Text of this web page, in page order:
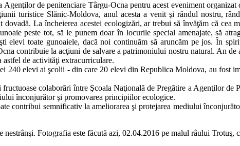
de penitenciare Târgu-Ocna pentru acest eveniment
turistice Slănic-Moldova, anul acesta a venit şi rândul nostru,
La încheierea acestei ecologizări, ar trebui să învăţăm că cea
peste tot, să le punem doar în locurile special amenajate, să
elevi toate gunoaiele, dacă noi continuăm să aruncăm pe jos. În
contribuie la acţiuni de salvare a patrimoniului nostru natural. An
de activităţi extracurriculare.
ai şcolii - din care 20 elevi din Republica Moldova, au fost
colaborări între Şcoala Naţională de Pregătire a Agenţilor de
înconjurător şi promovarea principiilor ecologice.
semnificativ la ameliorarea şi protejarea mediului
nestrânşi. Fotografia este făcută azi, 02.04.2016 pe malul râului